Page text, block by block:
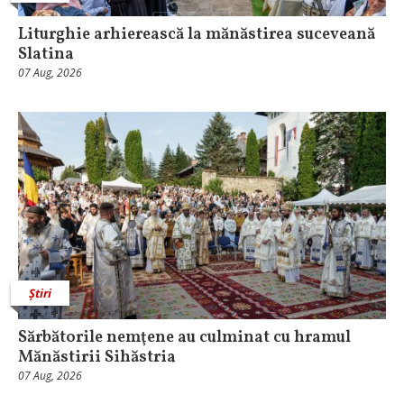
Liturghie arhierească la mănăstirea suceveană
Slatina
07 Aug, 2026
Știri
Sărbătorile nemţene au culminat cu hramul
Mănăstirii Sihăstria
07 Aug, 2026